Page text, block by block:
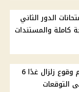
الدور الثاني
كاملة والمستندات
البحوث الفلكية تحسم مزاعم وقوع زلزال غدًا 6
التوقعات